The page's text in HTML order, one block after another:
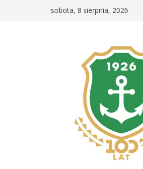
sobota, 8 sierpnia, 2026